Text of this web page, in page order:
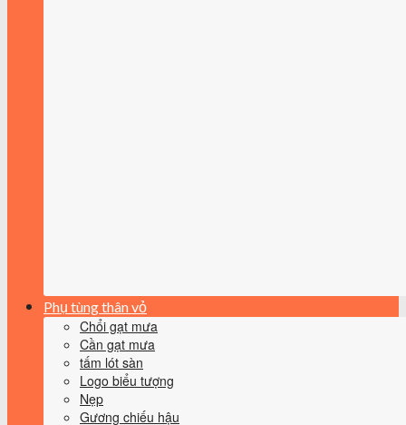
Phụ tùng thân vỏ
Chổi gạt mưa
Cần gạt mưa
tấm lót sàn
Logo biểu tượng
Nẹp
Gương chiếu hậu